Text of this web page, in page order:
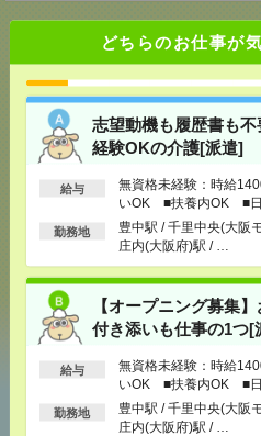
どちらのお仕事が
志望動機も履歴書も
経験OKの介護[派遣]
給与
無資格未経験：時給
いOK ■扶養内OK ■日
以上
勤務地
豊中駅 / 千里中央(大阪
庄内(大阪府)駅 / …
【オープニング募集
付き添いも仕事の1つ[
給与
無資格未経験：時給
いOK ■扶養内OK ■日
以上
勤務地
豊中駅 / 千里中央(大阪
庄内(大阪府)駅 / …
応募
メールで送る
シェア ツイ
あなたの閲覧履歴か
おすすめ